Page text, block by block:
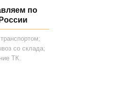
по
со склада;
ТК.